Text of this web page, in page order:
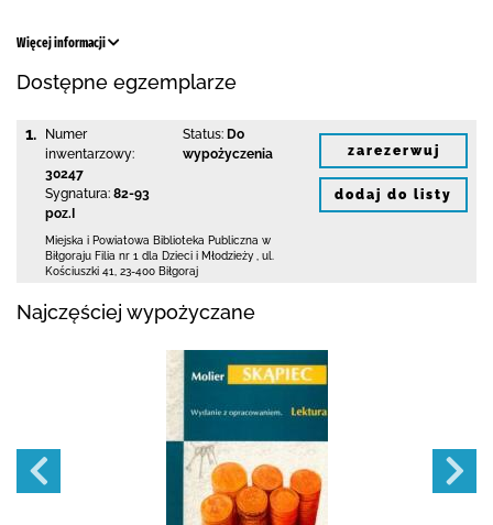
Więcej informacji
Dostępne egzemplarze
1.
Numer
inwentarzowy:
30247
Sygnatura: 82-93
poz.I
Status: Do
wypożyczenia
Miejska i Powiatowa Biblioteka Publiczna w
Biłgoraju Filia nr 1 dla Dzieci i Młodzieży
ul.
Kościuszki 41
23-400 Biłgoraj
zarezerwuj
dodaj do listy
Najczęściej wypożyczane